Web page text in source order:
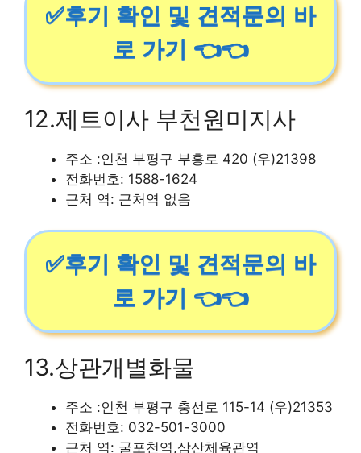
✅후기 확인 및 견적문의 바
로 가기 👈👈
12.제트이사 부천원미지사
주소 :인천 부평구 부흥로 420 (우)21398
전화번호: 1588-1624
근처 역: 근처역 없음
✅후기 확인 및 견적문의 바
로 가기 👈👈
13.상관개별화물
주소 :인천 부평구 충선로 115-14 (우)21353
전화번호: 032-501-3000
근처 역: 굴포천역,삼산체육관역